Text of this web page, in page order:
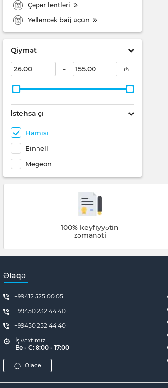
Çəpər lentləri
Yelləncək bağ üçün
Qiymət
- ₼
İstehsalçı
Hamısı
Einhell
Megeon
100% keyfiyyətin
zəmanəti
Əlaqə
+99412 525 00 05
+99450 232 44 40
+99450 252 44 40
İş vaxtımız:
Be - C: 8:00 - 17:00
Əlaqə